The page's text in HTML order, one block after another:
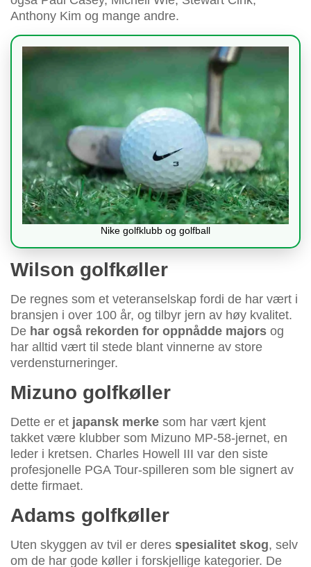
Anthony Kim og mange andre.
Nike golfklubb og golfball
Wilson golfkøller
De regnes som et veteranselskap fordi de har vært i
bransjen i over 100 år, og tilbyr jern av høy kvalitet.
De har også rekorden for oppnådde majors og
har alltid vært til stede blant vinnerne av store
verdensturneringer.
Mizuno golfkøller
Dette er et japansk merke som har vært kjent
takket være klubber som Mizuno MP-58-jernet, en
leder i kretsen. Charles Howell III var den siste
profesjonelle PGA Tour-spilleren som ble signert av
dette firmaet.
Adams golfkøller
Uten skyggen av tvil er deres spesialitet skog, selv
om de har gode køller i forskjellige kategorier. De